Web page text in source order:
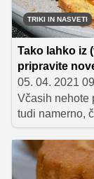
TRIKI IN NASVETI
Tako lahko iz
pripravite
05. 04. 2021
Včasih nehote
tudi namerno,
v dneh, ki
prihraniti čas.